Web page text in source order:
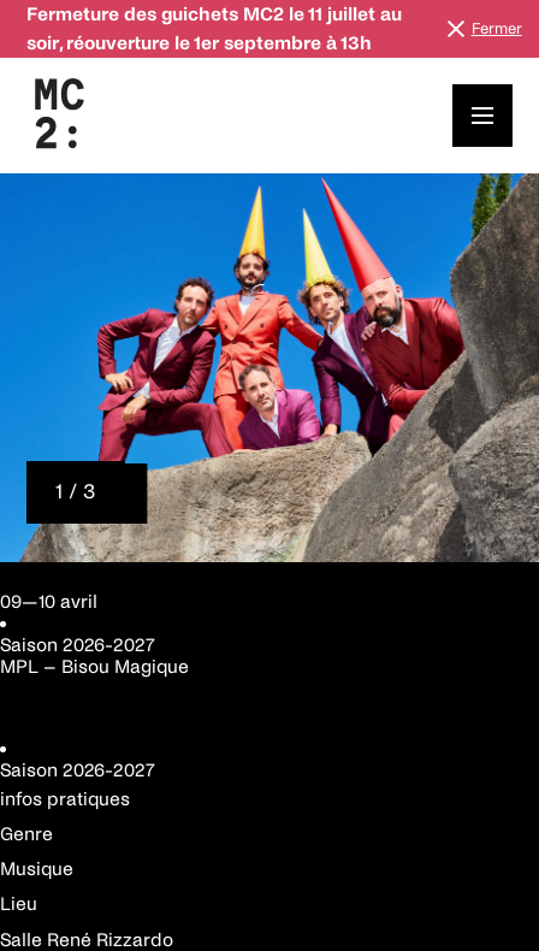
Fermeture des guichets MC2 le 11 juillet au
soir, réouverture le 1er septembre à 13h
Fermer
1 / 3
09—10 avril
Saison 2026-2027
MPL – Bisou Magique
Saison 2026-2027
infos pratiques
Genre
Musique
Lieu
Salle René Rizzardo